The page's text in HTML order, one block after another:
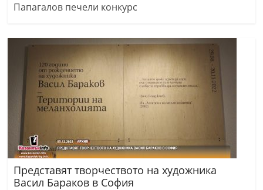
Папагалов печели конкурс
Представят творчеството на художника
Васил Бараков в София